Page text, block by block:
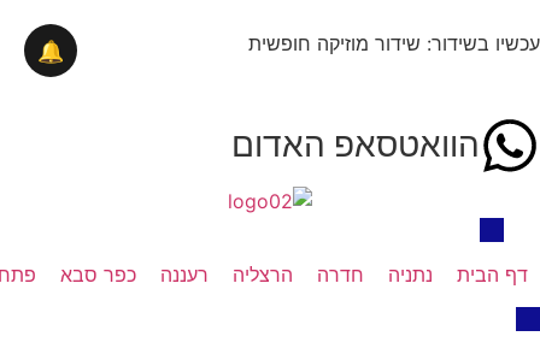
עכשיו בשידור: שידור מוזיקה חופשית
הוואטסאפ האדום
דף הבית נתניה חדרה הרצליה רעננה כפר סבא
🔔